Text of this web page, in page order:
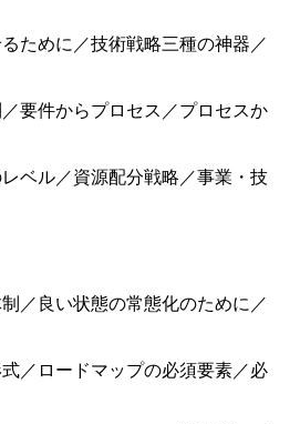
ために／技術戦略三種の神器／
要件からプロセス／プロセスか
ベル／資源配分戦略／事業・技
／良い状態の常態化のために／
／ロードマップの必須要素／必